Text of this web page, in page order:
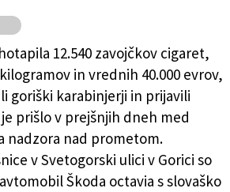
cigaret
12.540 zavojčkov cigaret,
in vrednih 40.000 evrov,
goriški karabinjerji in prijavili
je prišlo v prejšnjih dneh med
nadzora nad prometom.
v Svetogorski ulici v Gorici so
Škoda octavia s slovaško